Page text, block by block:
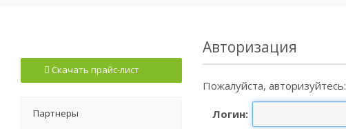
Авторизация
Пожалуйста, авторизуйтесь:
Логин:
Скачать прайс-лист
Партнеры